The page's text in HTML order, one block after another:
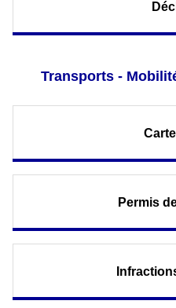
Transports -
Permis